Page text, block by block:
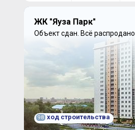
ЖК "Яуза Парк"
Объект сдан. Всё распродано.
98 ход строительства